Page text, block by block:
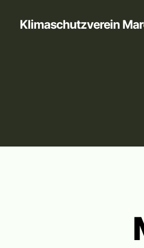
Klimaschutzverein